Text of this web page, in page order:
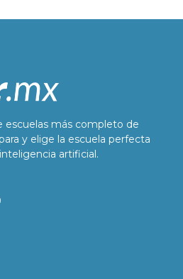
escuelas más completo de
y elige la escuela perfecta
artificial.